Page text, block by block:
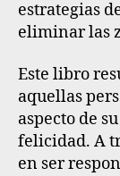
estrategias
eliminar las
Este libro
aquellas
aspecto de
felicidad. A
en ser